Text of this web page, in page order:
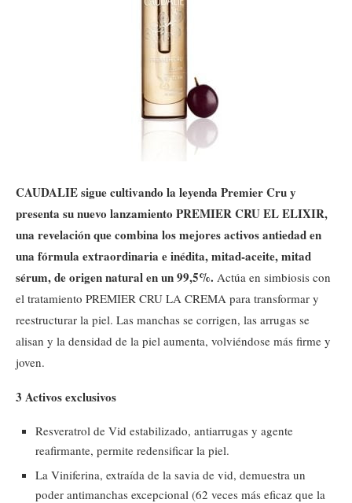
CAUDALIE sigue cultivando la leyenda Premier Cru y
presenta su nuevo lanzamiento PREMIER CRU EL ELIXIR,
una revelación que combina los mejores activos antiedad en
una fórmula extraordinaria e inédita, mitad-aceite, mitad
sérum, de origen natural en un 99,5%. Actúa en simbiosis con
el tratamiento PREMIER CRU LA CREMA para transformar y
reestructurar la piel. Las manchas se corrigen, las arrugas se
alisan y la densidad de la piel aumenta, volviéndose más firme y
joven.
3 Activos exclusivos
Resveratrol de Vid estabilizado, antiarrugas y agente
reafirmante, permite redensificar la piel.
La Viniferina, extraída de la savia de vid, demuestra un
poder antimanchas excepcional (62 veces más eficaz que la